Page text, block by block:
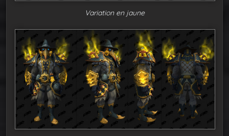
Variation en jaune